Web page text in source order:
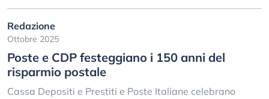
Redazione
Ottobre 2025
Poste e CDP festeggiano i 150 anni del
risparmio postale
Cassa Depositi e Prestiti e Poste Italiane celebrano